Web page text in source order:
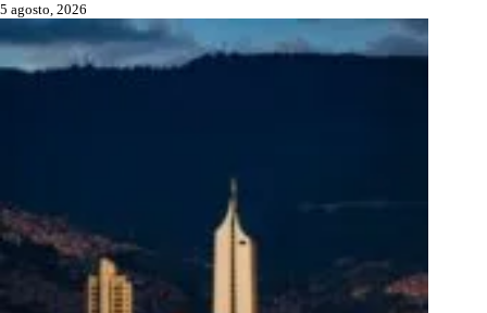
5 agosto, 2026